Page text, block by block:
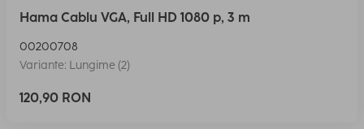
Hama Cablu VGA, Full HD 1080 p, 3 m
00200708
Variante: Lungime (2)
120,90 RON